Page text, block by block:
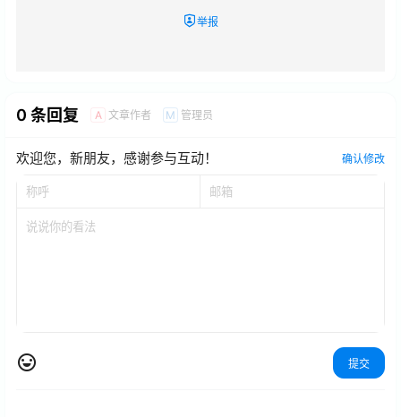
举报
0 条回复 A 文章作者 M 管理员
欢迎您，新朋友，感谢参与互动！ 确认修改
提交